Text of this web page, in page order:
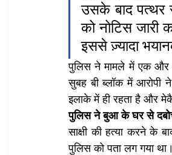
उसके बाद पत्थर
को नोटिस
इससे ज़्यादा
पुलिस ने मामले में एक और
सुबह बी ब्लॉक में आरोपी
इलाके में ही रहता है और
पुलिस ने बुआ के घर से
साक्षी की हत्या करने के
पुलिस को पता लग गया